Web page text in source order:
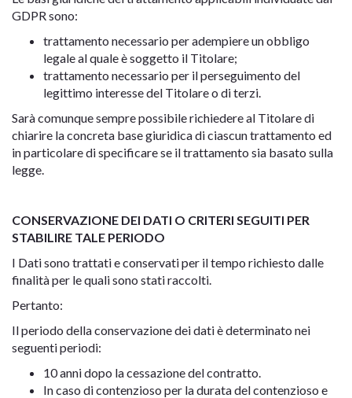
GDPR sono:
trattamento necessario per adempiere un obbligo
legale al quale è soggetto il Titolare;
trattamento necessario per il perseguimento del
legittimo interesse del Titolare o di terzi.
Sarà comunque sempre possibile richiedere al Titolare di
chiarire la concreta base giuridica di ciascun trattamento ed
in particolare di specificare se il trattamento sia basato sulla
legge.
CONSERVAZIONE DEI DATI O CRITERI SEGUITI PER
STABILIRE TALE PERIODO
I Dati sono trattati e conservati per il tempo richiesto dalle
finalità per le quali sono stati raccolti.
Pertanto:
Il periodo della conservazione dei dati è determinato nei
seguenti periodi:
10 anni dopo la cessazione del contratto.
In caso di contenzioso per la durata del contenzioso e